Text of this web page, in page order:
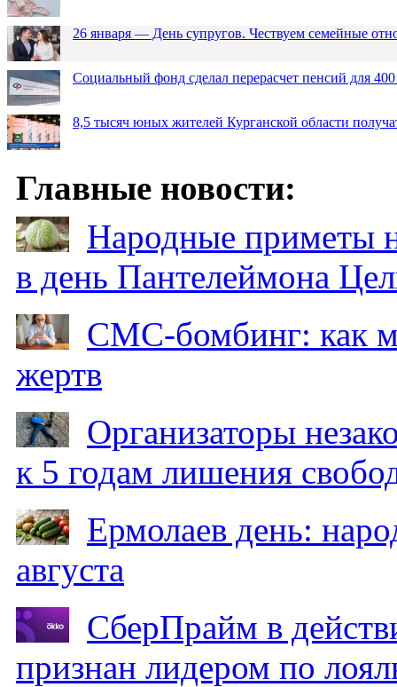
26 января — День супругов. Чествуем семейные
Социальный фонд сделал перерасчет пенсий для
8,5 тысяч юных жителей Курганской области
Главные новости:
Народные приметы
в день Пантелеймона
СМС-бомбинг: как
жертв
Организаторы
к 5 годам лишения
Ермолаев день:
августа
СберПрайм в
признан лидером по